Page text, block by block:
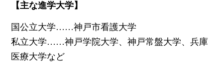
【主な進学大学】
国公立大学……神戸市看護大学
私立大学……神戸学院大学、神戸常盤大学、兵庫
医療大学など